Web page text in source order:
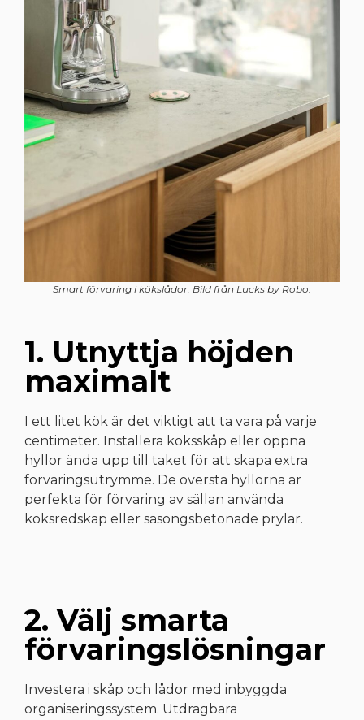
Smart förvaring i kökslådor. Bild från Lucks by Robo.
1. Utnyttja höjden
maximalt
I ett litet kök är det viktigt att ta vara på varje
centimeter. Installera köksskåp eller öppna
hyllor ända upp till taket för att skapa extra
förvaringsutrymme. De översta hyllorna är
perfekta för förvaring av sällan använda
köksredskap eller säsongsbetonade prylar.
2. Välj smarta
förvaringslösningar
Investera i skåp och lådor med inbyggda
organiseringssystem. Utdragbara